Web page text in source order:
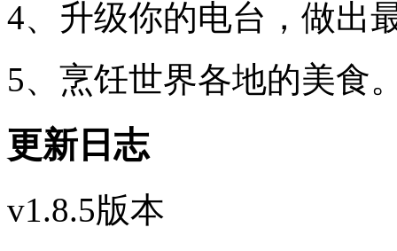
4、升级你的电台，做出
5、烹饪世界各地的美食
更新日志
v1.8.5版本